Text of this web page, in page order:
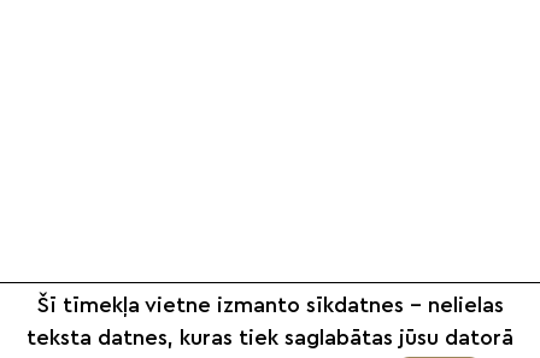
Šī tīmekļa vietne izmanto sīkdatnes – nelielas
teksta datnes, kuras tiek saglabātas jūsu datorā